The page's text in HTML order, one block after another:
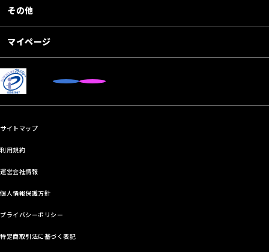
その他
マイページ
サイトマップ
利用規約
運営会社情報
個人情報保護方針
プライバシーポリシー
特定商取引法に基づく表記